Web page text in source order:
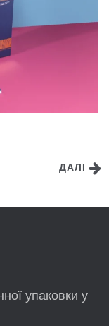
ДАЛІ
упаковки у